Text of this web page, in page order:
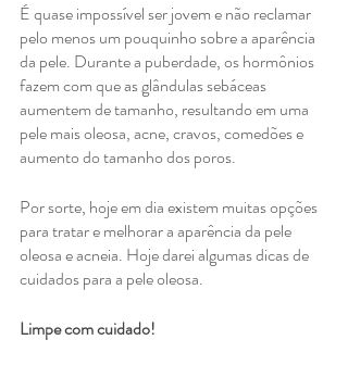
É quase impossível ser jovem e não reclamar
pelo menos um pouquinho sobre a aparência
da pele. Durante a puberdade, os hormônios
fazem com que as glândulas sebáceas
aumentem de tamanho, resultando em uma
pele mais oleosa, acne, cravos, comedões e
aumento do tamanho dos poros.
Por sorte, hoje em dia existem muitas opções
para tratar e melhorar a aparência da pele
oleosa e acneia. Hoje darei algumas dicas de
cuidados para a pele oleosa.
Limpe com cuidado!